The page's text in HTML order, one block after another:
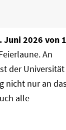
Juni 2026 von
An
der Universität
nicht nur an das
alle